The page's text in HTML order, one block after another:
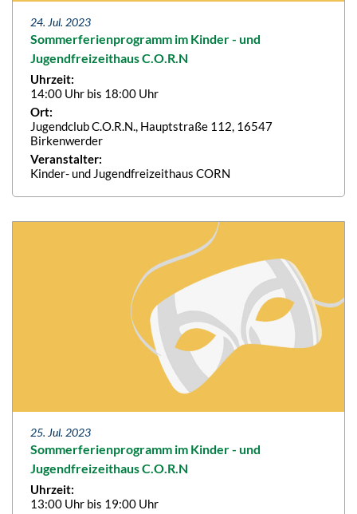
24. Jul. 2023
Sommerferienprogramm im Kinder - und
Jugendfreizeithaus C.O.R.N
Uhrzeit:
14:00 Uhr bis 18:00 Uhr
Ort:
Jugendclub C.O.R.N., Hauptstraße 112, 16547
Birkenwerder
Veranstalter:
Kinder- und Jugendfreizeithaus CORN
25. Jul. 2023
Sommerferienprogramm im Kinder - und
Jugendfreizeithaus C.O.R.N
Uhrzeit:
13:00 Uhr bis 19:00 Uhr